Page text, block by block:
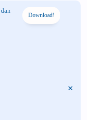
dan
Download!